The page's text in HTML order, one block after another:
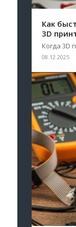
Как
3D
Когда 3D
08.12.2025